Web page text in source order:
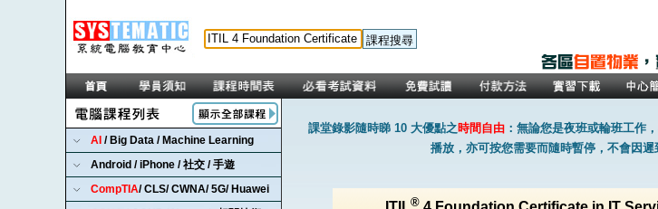
AI / Big Data / Machine Learning
Android / iPhone / 社交 / 手遊
CompTIA/ CLS/ CWNA/ 5G/ Huawei
課堂錄影隨時睇 10 大優點之時間自由 ：無論您是夜班或輪班工作
播放，亦可按您需要而隨時暫停，不會因
®